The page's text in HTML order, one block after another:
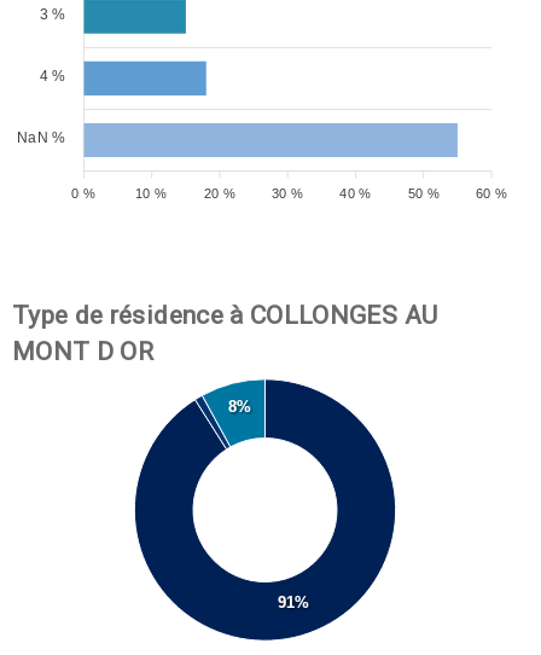
3 %
4 %
NaN %
60 %
50 %
40 %
30 %
20 %
10 %
0 %
Type de résidence à COLLONGES AU
MONT D OR
91%
8%